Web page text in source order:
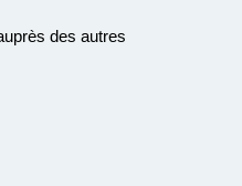
des autres